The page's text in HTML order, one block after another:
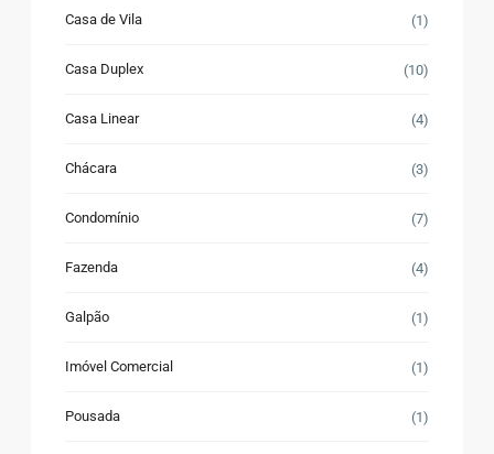
Casa de Vila (1)
Casa Duplex (10)
Casa Linear (4)
Chácara (3)
Condomínio (7)
Fazenda (4)
Galpão (1)
Imóvel Comercial (1)
Pousada (1)